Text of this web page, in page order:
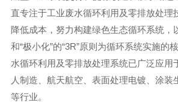
直专注于工业废水循环利用及零排放处理
降低成本，努力构建绿色生态循环系统，
和“极小化”的“3R”原则为循环系统实施的
水循环利用及零排放处理系统已广泛应用
人制造、航天航空、表面处理电镀、涂装
等行业。